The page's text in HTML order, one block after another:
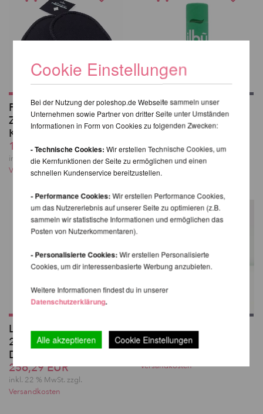
Poledancerka-
Zusatzpolster für
Knieschützer
10,25 EUR
inkl. 22 % MwSt. zzgl.
Versandkosten
Ilhu Skin Repair
Balsam
10,25 EUR
inkl. 22 % MwSt.zzgl.
Versandkosten
Lupit Pole Grip G3
20-Pack mit
Displaybox
256,29 EUR
inkl. 22 % MwSt. zzgl.
Versandkosten
Dew Dry 74mL
20,49 EUR
Versandkosten
Cookie Einstellungen
Bei der Nutzung der poleshop.de Webseite sammeln unser
Unternehmen sowie Partner von dritter Seite unter Umständen
Informationen in Form von Cookies zu folgenden Zwecken:
- Technische Cookies: Wir erstellen Technische Cookies, um
die Kernfunktionen der Seite zu ermöglichen und einen
schnellen Kundenservice bereitzustellen.
- Performance Cookies:Wir erstellen Performance Cookies,
um das Nutzererlebnis auf unserer Seite zu optimieren (z.B.
sammeln wir statistische Informationen und ermöglichen das
Posten von Nutzerkommentaren).
- Personalisierte Cookies:Wir erstellen Personalisierte
Cookies, um dir interessenbasierte Werbung anzubieten.
Weitere Informationen findest du in unserer
Datenschutzerklärung.
Alle akzeptieren Cookie Einstellungen